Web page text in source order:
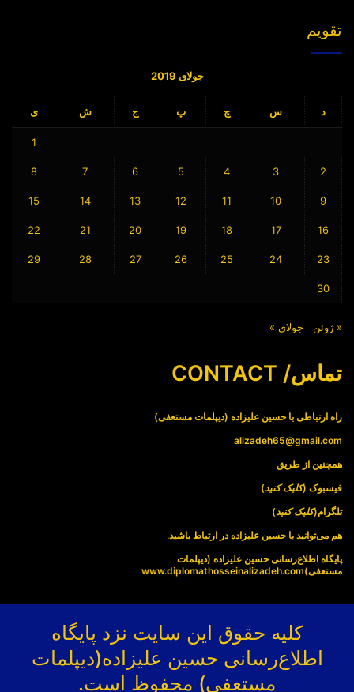
تقویم
جولای 2019
د س چ پ ج ش ی
1
2
3
4
5
6
7
8
9
10
11
12
13
14
15
16
17
18
19
20
21
22
23
24
25
26
27
28
29
30
« ژوئن جولای »
تماس/ CONTACT
راه ارتباطی با حسین علیزاده (دیپلمات مستعفی)
alizadeh65@gmail.com
همچنین از طریق
فیسبوک (کلیک کنید)
تلگرام(کلیک کنید)
هم می‌توانید با حسین علیزاده در ارتباط باشید.
پایگاه اطلاع‌رسانی حسین علیزاده (دیپلمات
مستعفی)www.diplomathosseinalizadeh.com
کلیه حقوق این سایت نزد پایگاه
اطلاع‌رسانی حسین علیزاده(دیپلمات
مستعفی) محفوظ است.